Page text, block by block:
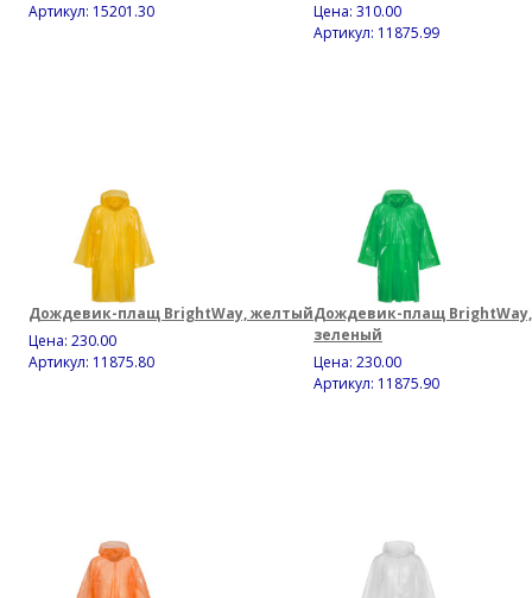
Артикул: 15201.30
Цена: 310.00
Артикул: 11875.99
Дождевик-плащ BrightWay, желтый
Цена: 230.00
Артикул: 11875.80
Дождевик-плащ BrightWay,
зеленый
Цена: 230.00
Артикул: 11875.90